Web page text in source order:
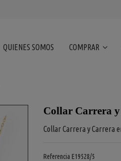
QUIENES SOMOS COMPRAR
Collar Carrera
Collar Carrera y Carrera
Referencia E19528/5